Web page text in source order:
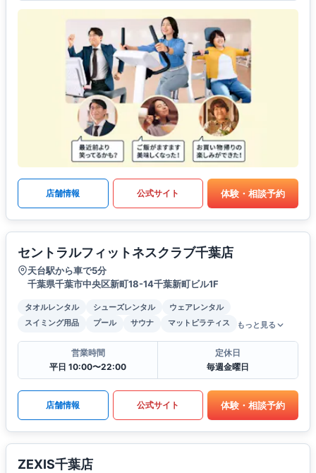
店舗情報 公式サイト 体験・相談予約
セントラルフィットネスクラブ千葉店
天台駅から車で5分
千葉県千葉市中央区新町18-14千葉新町ビル1F
タオルレンタル シューズレンタル
ウェアレンタル
スイミング用品
プール サウナ マットピラティス もっと見る
営業時間
平日 10:00〜22:00
定休日
毎週金曜日
店舗情報 公式サイト 体験・相談予約
ZEXIS千葉店